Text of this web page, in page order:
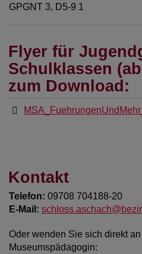
GPGNT 3, D5-9 1
Flyer für
Schulklassen
zum Download:
Kontakt
Telefon: 09708 704188-20
E-Mail:
Oder wenden Sie sich direkt
Museumspädagogin: